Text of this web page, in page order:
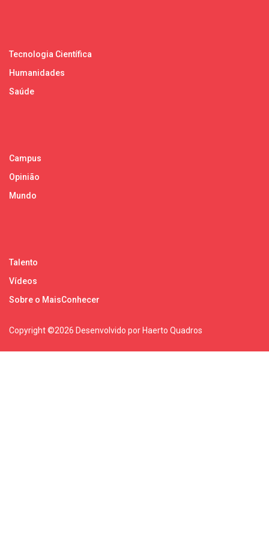
Tecnologia Científica
Humanidades
Saúde
Campus
Opinião
Mundo
Talento
Vídeos
Sobre o MaisConhecer
Copyright ©2026 Desenvolvido por Haerto Quadros